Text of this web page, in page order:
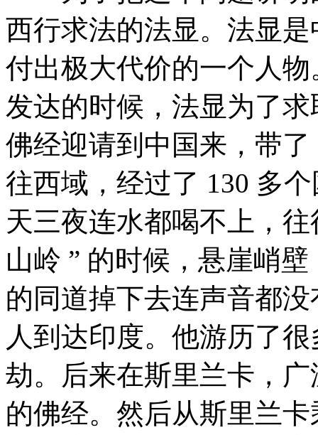
西行求法的法显。法显
付出极大代价的一个人
发达的时候，法显为了
佛经迎请到中国来，带
往西域，经过了 130 多
天三夜连水都喝不上，
山岭 ” 的时候，悬崖峭
的同道掉下去连声音都
人到达印度。他游历了
劫。后来在斯里兰卡，
的佛经。然后从斯里兰